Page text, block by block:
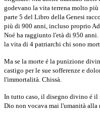
godevano la vita terrena molto
parte 5 del Libro della Genesi
più di 900 anni, incluso proprio
Noé ha raggiunto l'età di 950
la vita di 4 patriarchi chi sono
Ma se la morte é la punizione
castigo per le sue sofferenze e
l'immortalità. Chissà.
In tutto caso, il disegno divino é il
Dio non vocava mai l'umanità alla